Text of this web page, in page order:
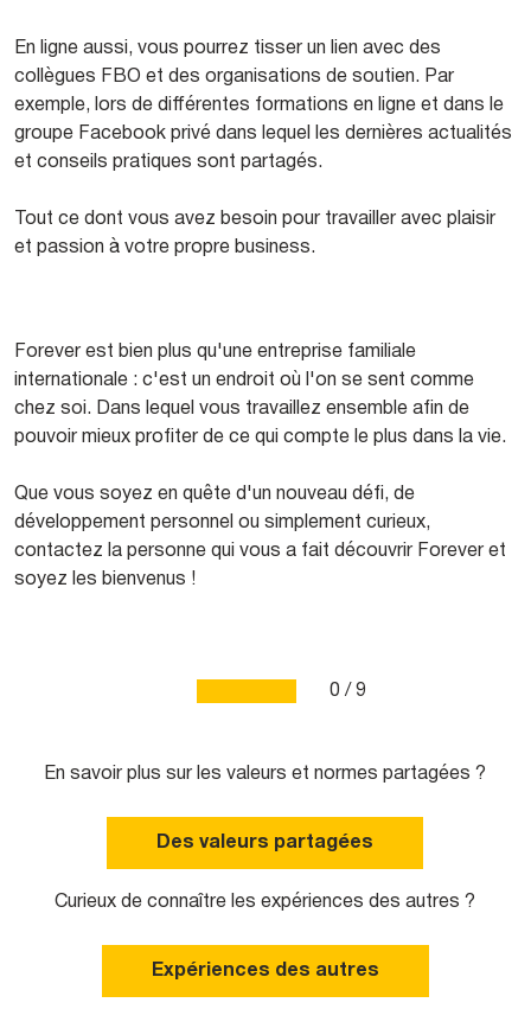
En ligne aussi, vous pourrez tisser un lien avec des
collègues FBO et des organisations de soutien. Par
exemple, lors de différentes formations en ligne et dans le
groupe Facebook privé dans lequel les dernières actualités
et conseils pratiques sont partagés.
Tout ce dont vous avez besoin pour travailler avec plaisir
et passion à votre propre business.
Forever est bien plus qu'une entreprise familiale
internationale : c'est un endroit où l'on se sent comme
chez soi. Dans lequel vous travaillez ensemble afin de
pouvoir mieux profiter de ce qui compte le plus dans la vie.
Que vous soyez en quête d'un nouveau défi, de
développement personnel ou simplement curieux,
contactez la personne qui vous a fait découvrir Forever et
soyez les bienvenus !
0 / 9
En savoir plus sur les valeurs et normes partagées ?
Des valeurs partagées
Curieux de connaître les expériences des autres ?
Expériences des autres